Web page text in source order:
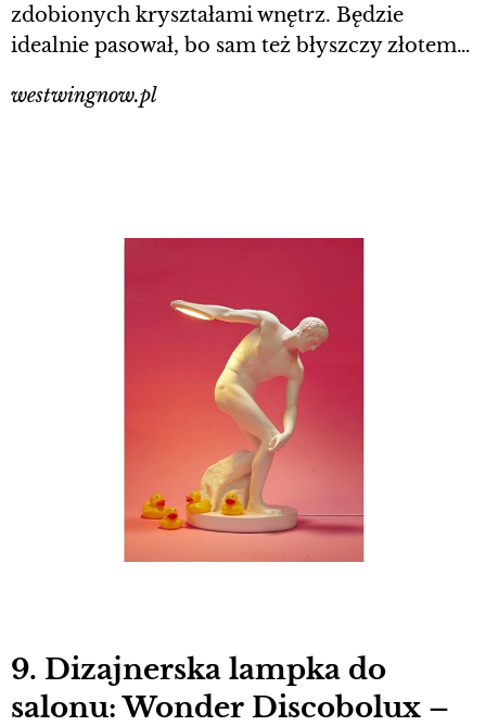
zdobionych kryształami wnętrz. Będzie
idealnie pasował, bo sam też błyszczy złotem…
westwingnow.pl
9. Dizajnerska lampka do
salonu: Wonder Discobolux –